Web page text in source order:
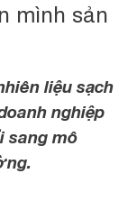
mình sản
liệu sạch
nghiệp
sang mô